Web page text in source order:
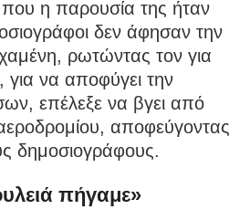
η παρουσία της ήταν
δεν άφησαν την
ρωτώντας τον για
για να αποφύγει την
επέλεξε να βγει από
αποφεύγοντας
δημοσιογράφους.
πήγαμε»